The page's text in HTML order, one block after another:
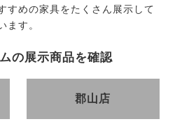
すめの家具をたくさん展示して
ます。
の展示商品を確認
郡山店